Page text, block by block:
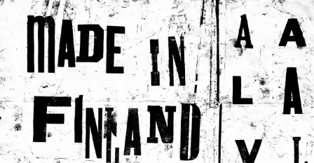
Stool 60
別注リノリウム 無着色
Stool 60
コントラスティ
Stool 60
ナチュラル ラッカー
Stool 60
ハニー / ウォールナット